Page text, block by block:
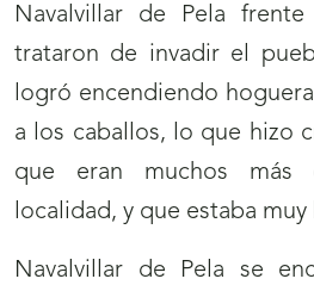
Navalvillar de Pela
trataron de invadir el
logró encendiendo
a los caballos, lo que hizo
que eran muchos
localidad, y que estaba
Navalvillar de Pela se